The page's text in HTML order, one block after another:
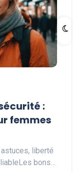
:
femmes
liberté
bons…